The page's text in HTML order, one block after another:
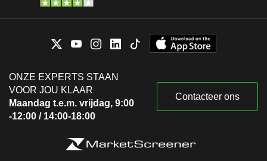
ONZE EXPERTS STAAN
VOOR JOU KLAAR
Maandag t.e.m. vrijdag, 9:00
-12:00 / 14:00-18:00
Contacteer ons